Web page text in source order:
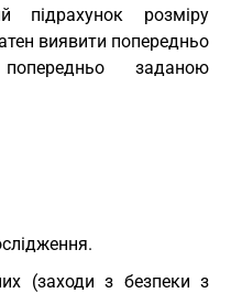
підрахунок розміру
виявити попередньо
заданою
(заходи з безпеки з